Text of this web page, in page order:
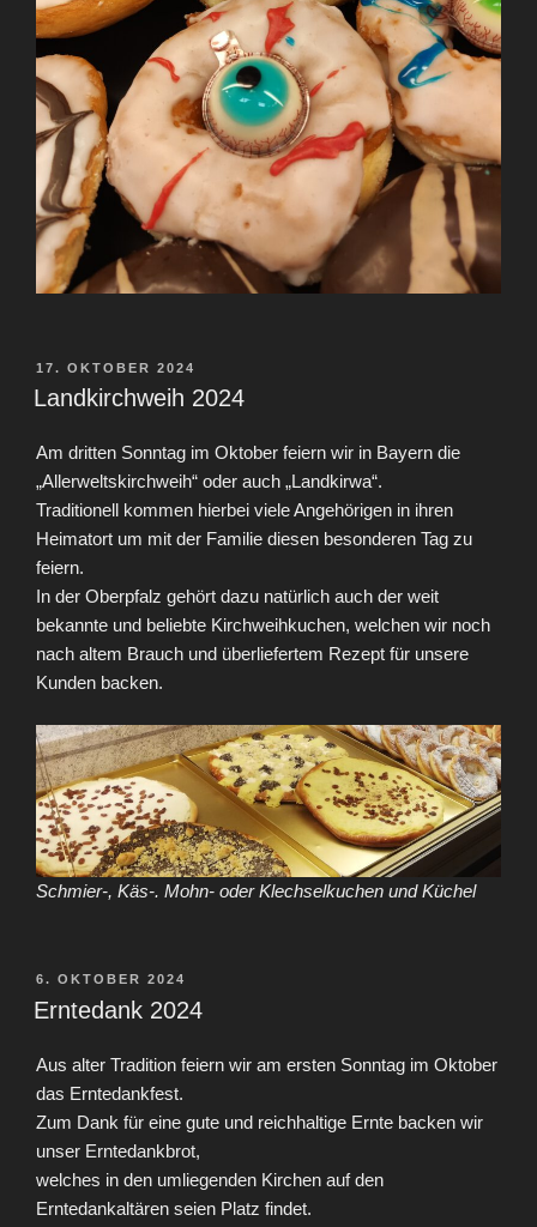
VERÖFFENTLICHT
AM
17. OKTOBER 2024
Landkirchweih 2024
Am dritten Sonntag im Oktober feiern wir in Bayern die
„Allerweltskirchweih“ oder auch „Landkirwa“.
Traditionell kommen hierbei viele Angehörigen in ihren
Heimatort um mit der Familie diesen besonderen Tag zu
feiern.
In der Oberpfalz gehört dazu natürlich auch der weit
bekannte und beliebte Kirchweihkuchen, welchen wir noch
nach altem Brauch und überliefertem Rezept für unsere
Kunden backen.
Schmier-, Käs-. Mohn- oder Klechselkuchen und Küchel
VERÖFFENTLICHT
AM
6. OKTOBER 2024
Erntedank 2024
Aus alter Tradition feiern wir am ersten Sonntag im Oktober
das Erntedankfest.
Zum Dank für eine gute und reichhaltige Ernte backen wir
unser Erntedankbrot,
welches in den umliegenden Kirchen auf den
Erntedankaltären seien Platz findet.